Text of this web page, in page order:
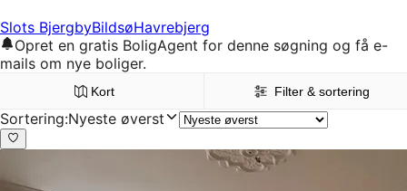
Slots BjergbyBildsøHavrebjerg
Opret en gratis BoligAgent for denne søgning og få e-
mails om nye boliger.
Kort Filter & sortering
Sortering:Nyeste øverst